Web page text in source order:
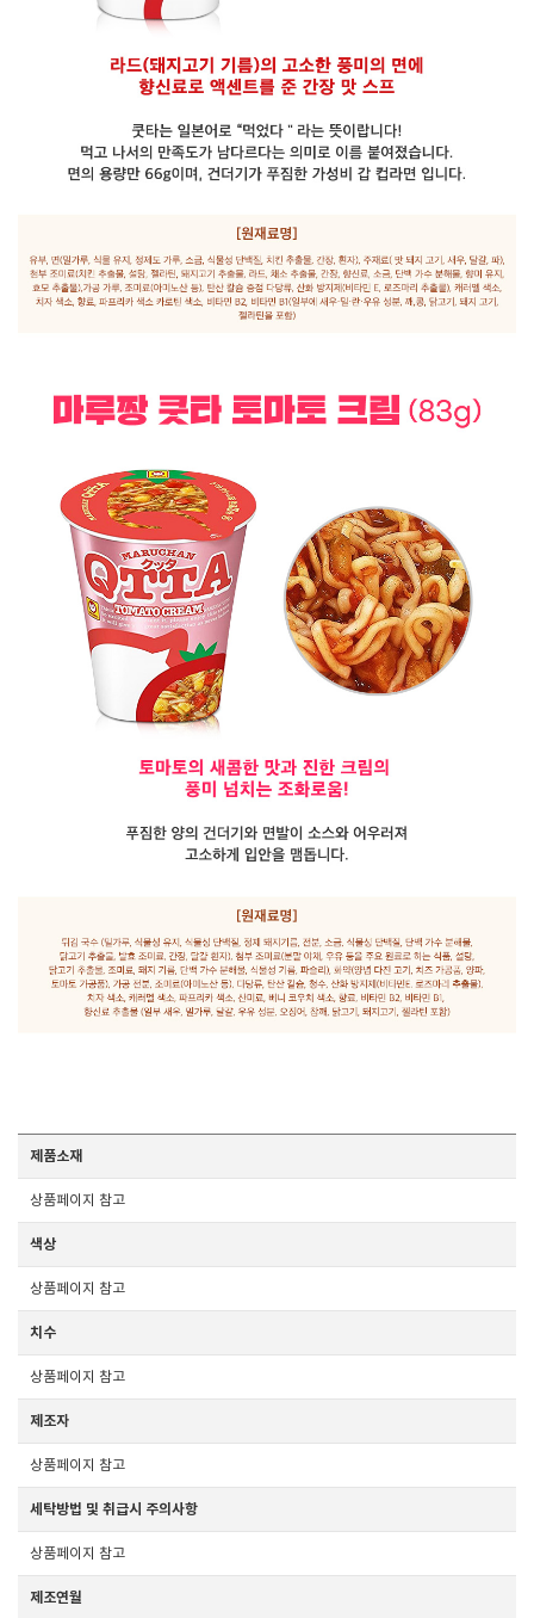
제품소재
상품페이지 참고
색상
상품페이지 참고
치수
상품페이지 참고
제조자
상품페이지 참고
세탁방법 및 취급시 주의사항
상품페이지 참고
제조연월